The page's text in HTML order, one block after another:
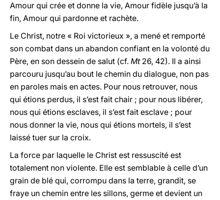
Amour qui crée et donne la vie, Amour fidèle jusqu’à la
fin, Amour qui pardonne et rachète.
Le Christ, notre « Roi victorieux », a mené et remporté
son combat dans un abandon confiant en la volonté du
Père, en son dessein de salut (cf. Mt26, 42). Il a ainsi
parcouru jusqu’au bout le chemin du dialogue, non pas
en paroles mais en actes. Pour nous retrouver, nous
qui étions perdus, il s’est fait chair ; pour nous libérer,
nous qui étions esclaves, il s’est fait esclave ; pour
nous donner la vie, nous qui étions mortels, il s’est
laissé tuer sur la croix.
La force par laquelle le Christ est ressuscité est
totalement non violente. Elle est semblable à celle d’un
grain de blé qui, corrompu dans la terre, grandit, se
fraye un chemin entre les sillons, germe et devient un